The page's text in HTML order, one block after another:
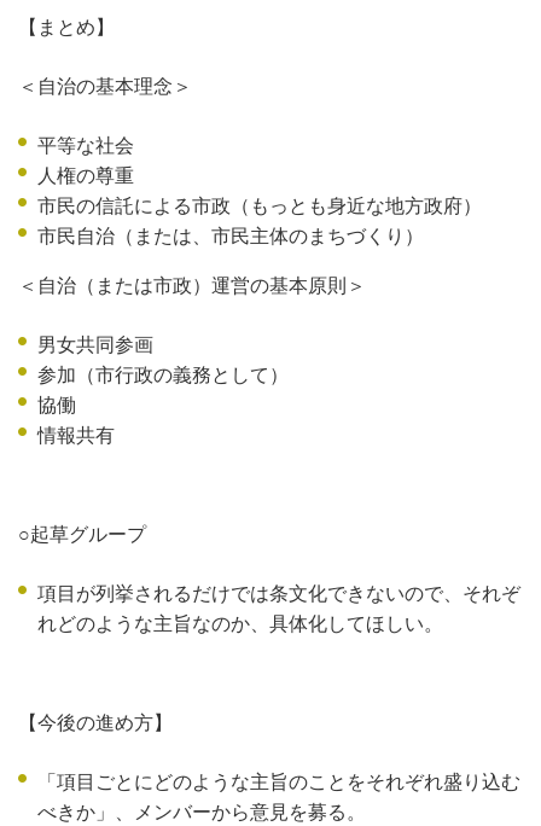
【まとめ】
＜自治の基本理念＞
平等な社会
人権の尊重
市民の信託による市政（もっとも身近な地方政府）
市民自治（または、市民主体のまちづくり）
＜自治（または市政）運営の基本原則＞
男女共同参画
参加（市行政の義務として）
協働
情報共有
○起草グループ
項目が列挙されるだけでは条文化できないので、それぞ
れどのような主旨なのか、具体化してほしい。
【今後の進め方】
「項目ごとにどのような主旨のことをそれぞれ盛り込む
べきか」、メンバーから意見を募る。